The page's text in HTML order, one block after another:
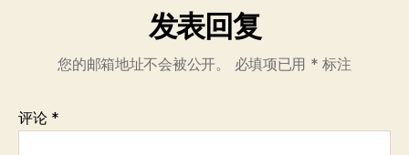
发表回复
您的邮箱地址不会被公开。 必填项已用 * 标注
评论 *